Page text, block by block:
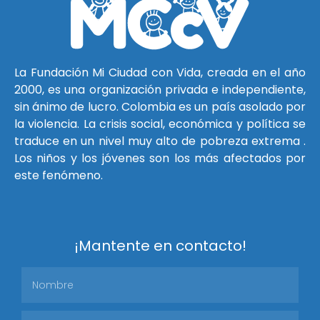
La Fundación Mi Ciudad con Vida, creada en el año
2000, es una organización privada e independiente,
sin ánimo de lucro. Colombia es un país asolado por
la violencia. La crisis social, económica y política se
traduce en un nivel muy alto de pobreza extrema .
Los niños y los jóvenes son los más afectados por
este fenómeno.
¡Mantente en contacto!